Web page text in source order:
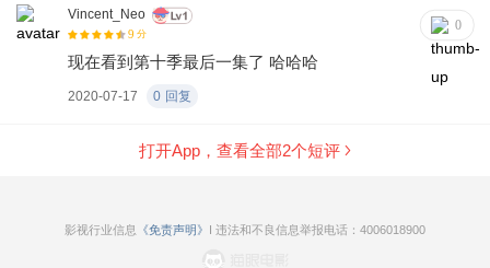
Vincent_Neo
9 分
0
现在看到第十季最后一集了 哈哈哈
2020-07-17 0 回复
打开App，查看全部2个短评
影视行业信息 《免责声明》 I 违法和不良信息举报电话：4006018900